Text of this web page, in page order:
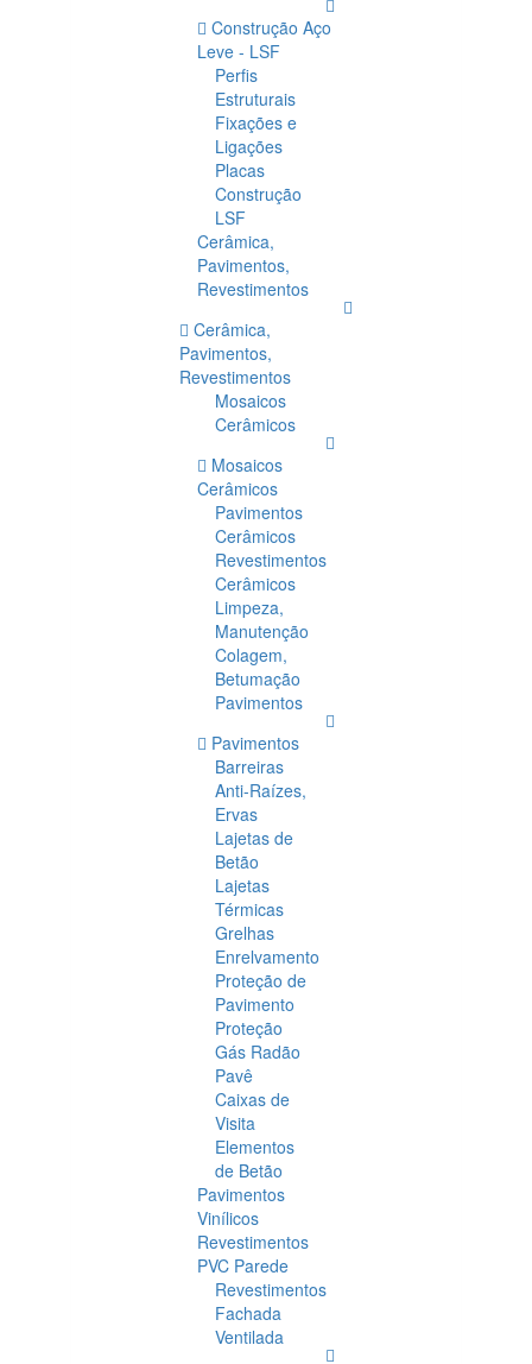
Construção Aço
Leve - LSF
Perfis
Estruturais
Fixações e
Ligações
Placas
Construção
LSF
Cerâmica,
Pavimentos,
Revestimentos
Cerâmica,
Pavimentos,
Revestimentos
Mosaicos
Cerâmicos
Mosaicos
Cerâmicos
Pavimentos
Cerâmicos
Revestimentos
Cerâmicos
Limpeza,
Manutenção
Colagem,
Betumação
Pavimentos
Pavimentos
Barreiras
Anti-Raízes,
Ervas
Lajetas de
Betão
Lajetas
Térmicas
Grelhas
Enrelvamento
Proteção de
Pavimento
Proteção
Gás Radão
Pavê
Caixas de
Visita
Elementos
de Betão
Pavimentos
Vinílicos
Revestimentos
PVC Parede
Revestimentos
Fachada
Ventilada